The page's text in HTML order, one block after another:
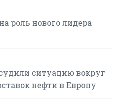
роль нового лидера
ситуацию вокруг
нефти в Европу